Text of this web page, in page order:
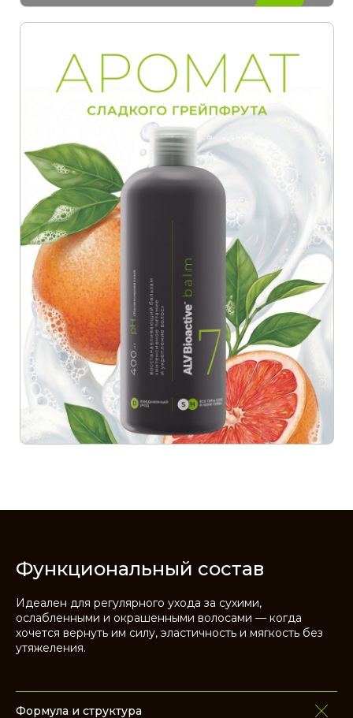
Функциональный состав
Идеален для регулярного ухода за сухими,
ослабленными и окрашенными волосами — когда
хочется вернуть им силу, эластичность и мягкость без
утяжеления.
Формула и структура
Бальзам не прихоть,
а важный этап ухода
за волосами
Бальзам необходим для
восстановления защитного слоя волос
после мытья: он закрывает кутикулу,
удерживает влагу и липиды,
предотвращая ломкость и тусклость.
Регулярное использование
поддерживает эластичность и блеск,
делая волосы устойчивыми
к термическому и механическому
стрессу. Бальзам — ключевой этап
ежедневного ухода, который сохраняет
здоровье и силу волос на уровне
их структуры.
Преимущества ALV Bioactive:
Легкая формула обеспечивает
многослойную от агрессивных
внешних воздействий.